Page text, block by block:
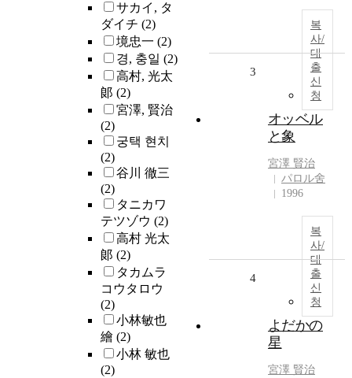
サカイ, タ
ダイチ (2)
境忠一 (2)
경, 충일 (2)
高村, 光太
郞 (2)
宮澤, 賢治
(2)
궁택 현치
(2)
谷川 徹三
(2)
タニカワ
テツゾウ (2)
高村 光太
郞 (2)
タカムラ
コウタロウ
(2)
小林敏也
繪 (2)
小林 敏也
(2)
복
사/
대
출
신
청
3
オッベル
と象
宮澤 賢治
パロル舍
1996
복
사/
대
출
신
청
4
よだかの
星
宮澤 賢治